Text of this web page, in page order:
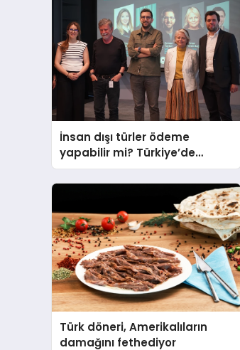
İnsan dışı türler ödeme
yapabilir mi? Türkiye’de
“Türler Arası Para” tartışmaya
açılıyor
Türk döneri, Amerikalıların
damağını fethediyor